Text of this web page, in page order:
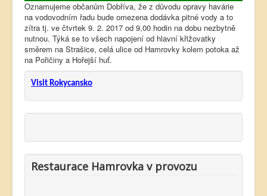
Oznamujeme občanům Dobříva, že z důvodu opravy havárie
na vodovodním řadu bude omezena dodávka pitné vody a to
zítra tj. ve čtvrtek 9. 2. 2017 od 9,00 hodin na dobu nezbytně
nutnou. Týká se to všech napojení od hlavní křižovatky
směrem na Strašice, celá ulice od Hamrovky kolem potoka až
na Pořičiny a Hořejší huť.
Visit Rokycansko
Restaurace Hamrovka v provozu